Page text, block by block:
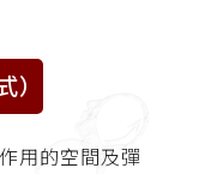
）
用的空間及彈